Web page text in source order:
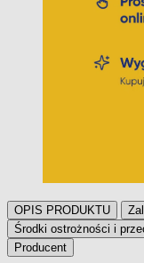
OPIS PRODUKTU
Środki ostrożności i
Producent